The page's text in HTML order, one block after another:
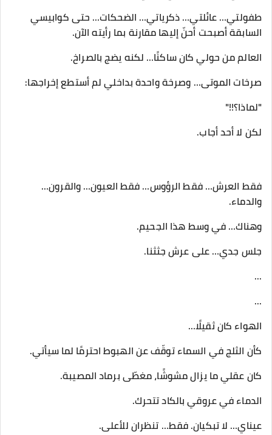
طفولتي… عائلتي… ذكرياتي… الضحكات… حتى كوابيسي
السابقة أصبحت أحنّ إليها مقارنة بما رأيته الآن.
العالم من حولي كان ساكنًا… لكنه يضج بالصراخ.
صرخات الموتى… وصرخة واحدة بداخلي لم أستطع إخراجها:
"لماذا؟!!"
لكن لا أحد أجاب.
فقط العرش… فقط الرؤوس… فقط العيون… والقرون…
والدماء.
وهناك… في وسط هذا الجحيم.
جلس جدي… على عرش جثثنا.
...
...
الهواء كان ثقيلًا…
كأن الثلج في السماء توقّف عن الهبوط احترمًا لما سيأتي.
كان عقلي ما يزال مشوشًا، مغطّى برماد المصيبة.
الدماء في عروقي بالكاد تتحرك.
عيناي… لا تبكيان. فقط… تنظران للأعلى.